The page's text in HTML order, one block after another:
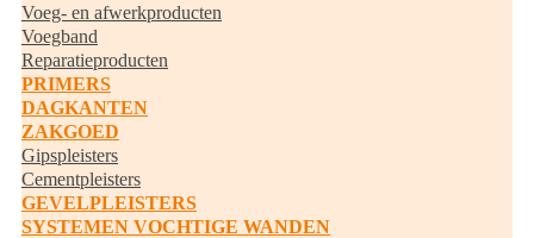
Voeg- en afwerkproducten
Voegband
Reparatieproducten
PRIMERS
DAGKANTEN
ZAKGOED
Gipspleisters
Cementpleisters
GEVELPLEISTERS
SYSTEMEN VOCHTIGE WANDEN